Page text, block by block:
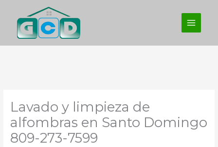
contenido
Lavado y limpieza de
alfombras en Santo Domingo
809-273-7599